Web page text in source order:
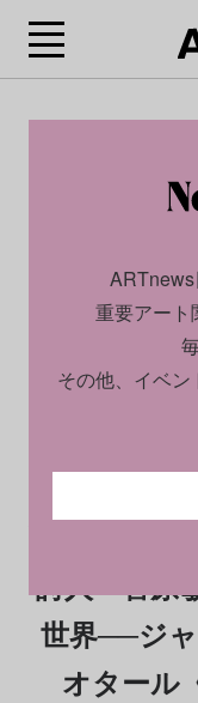
詩人・菅原
世界──ジ
オタール
重要アート
その他、イベ